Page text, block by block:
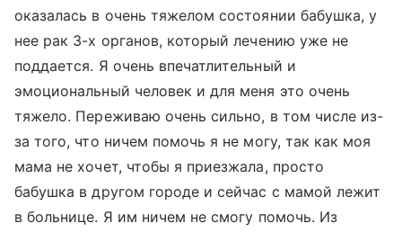
оказалась в очень тяжелом состоянии бабушка, у
нее рак 3-х органов, который лечению уже не
поддается. Я очень впечатлительный и
эмоциональный человек и для меня это очень
тяжело. Переживаю очень сильно, в том числе из-
за того, что ничем помочь я не могу, так как моя
мама не хочет, чтобы я приезжала, просто
бабушка в другом городе и сейчас с мамой лежит
в больнице. Я им ничем не смогу помочь. Из